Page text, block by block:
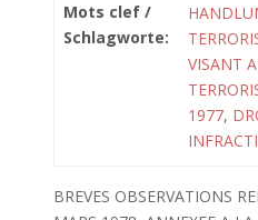
Mots clef /
Schlagworte:
VISANT
1977,
BREVES OBSERVATIONS